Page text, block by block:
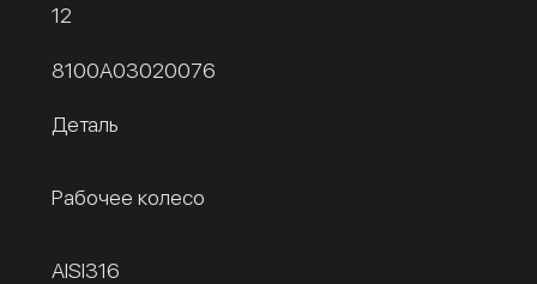
12
8100A03020076
Деталь
Рабочее колесо
AISI316